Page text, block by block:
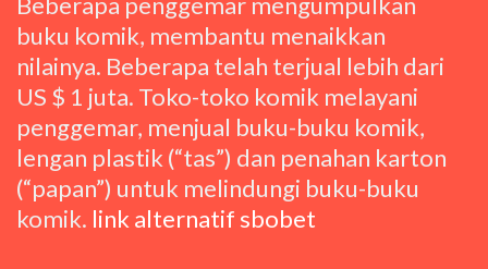
buku komik, membantu menaikkan
nilainya. Beberapa telah terjual lebih dari
US $ 1 juta. Toko-toko komik melayani
penggemar, menjual buku-buku komik,
lengan plastik (“tas”) dan penahan karton
(“papan”) untuk melindungi buku-buku
komik. link alternatif sbobet